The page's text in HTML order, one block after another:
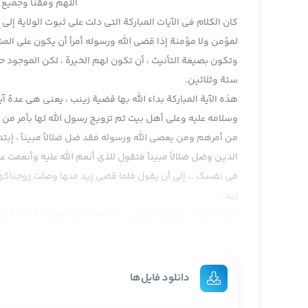
اللهم وفقنا وجمیع
كان الكلام في الآيات المباركة التي دلت على ثبوت الولاية
لمؤمن ولا مؤمنة إذا قضى الله ورسوله أمراً أن يكون على
وتكون بصيغة التأنيث ، أن تكون لهم الخيرة ، لكن الموجود
ستة وثلاثين.
هذه الآية المباركة بداء الله بها قضية زينب ، يعني هي
وسلامه عليه وعلى أهل بيت ثم تزويج رسول الله لها بأمر
من أمرهم ومن يعصي الله ورسوله فقد ضل ضلالاً مبيناً ،
الدين وضل ضلالاً مبيناً فتقول للذي أنعم الله عليه
في نفسك … إلى أن يقول فلما قضى زيد منها وصلت زوجناكها ،
زيد.
عبدالله بن جحش ، كان معها فرسول الله صلوات الله
ذلك بإعتبار إنّها سبطة عبدالمطلب هي بنت بنت
دانلود فایل‌ها